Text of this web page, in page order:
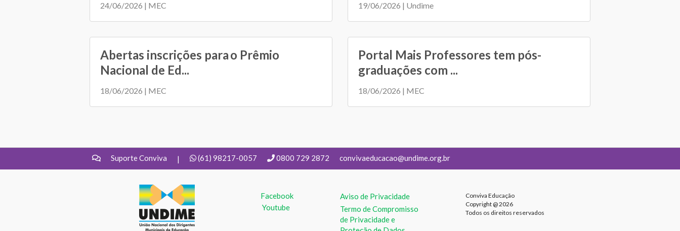
24/06/2026 | MEC 19/06/2026 | Undime
Abertas inscrições para o Prêmio
Nacional de Ed...
18/06/2026 | MEC
Portal Mais Professores tem pós-
graduações com ...
18/06/2026 | MEC
Suporte Conviva | (61) 98217-0057 0800 729 2872 convivaeducacao@undime.org.br
UNDIME
Facebook
Youtube
Aviso de Privacidade
Termo de Compromisso
de Privacidade e
Conviva Educação
Copyright @ 2026
Todos os direitos reservados